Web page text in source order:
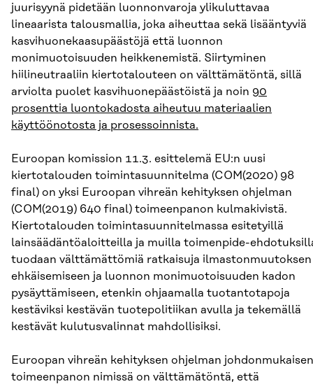
juurisyynä pidetään luonnonvaroja ylikuluttavaa
lineaarista talousmallia, joka aiheuttaa sekä lisääntyviä
kasvihuonekaasupäästöjä että luonnon
monimuotoisuuden heikkenemistä. Siirtyminen
hiilineutraaliin kiertotalouteen on välttämätöntä, sillä
arviolta puolet kasvihuonepäästöistä ja noin 90
prosenttia luontokadosta aiheutuu materiaalien
käyttöönotosta ja prosessoinnista.
Euroopan komission 11.3. esittelemä EU:n uusi
kiertotalouden toimintasuunnitelma (COM(2020) 98
final) on yksi Euroopan vihreän kehityksen ohjelman
(COM(2019) 640 final) toimeenpanon kulmakivistä.
Kiertotalouden toimintasuunnitelmassa esitetyillä
lainsäädäntöaloitteilla ja muilla toimenpide-
tuodaan välttämättömiä ratkaisuja ilmastonmuutoksen
ehkäisemiseen ja luonnon monimuotoisuuden kadon
pysäyttämiseen, etenkin ohjaamalla tuotantotapoja
kestäviksi kestävän tuotepolitiikan avulla ja tekemällä
kestävät kulutusvalinnat mahdollisiksi.
Euroopan vihreän kehityksen ohjelman johdonmukaisen
toimeenpanon nimissä on välttämätöntä, että